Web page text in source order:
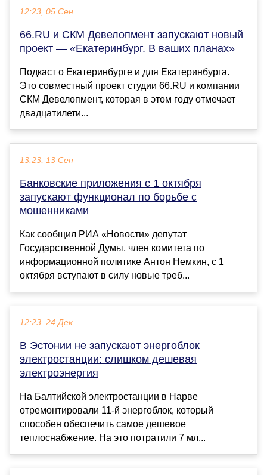
12:23, 05 Сен
66.RU и СКМ Девелопмент запускают новый
проект — «Екатеринбург. В ваших планах»
Подкаст о Екатеринбурге и для Екатеринбурга.
Это совместный проект студии 66.RU и компании
СКМ Девелопмент, которая в этом году отмечает
двадцатилети...
13:23, 13 Сен
Банковские приложения с 1 октября
запускают функционал по борьбе с
мошенниками
Как сообщил РИА «Новости» депутат
Государственной Думы, член комитета по
информационной политике Антон Немкин, с 1
октября вступают в силу новые треб...
12:23, 24 Дек
В Эстонии не запускают энергоблок
электростанции: слишком дешевая
электроэнергия
На Балтийской электростанции в Нарве
отремонтировали 11-й энергоблок, который
способен обеспечить самое дешевое
теплоснабжение. На это потратили 7 мл...